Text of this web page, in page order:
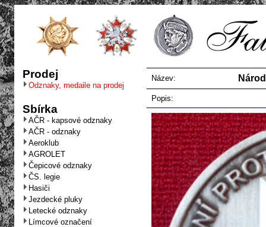
Prodej
Odznaky, medaile na prodej
Sbírka
AČR - kapsové odznaky
AČR - odznaky
Aeroklub
AGROLET
Čepicové odznaky
ČS. legie
Hasiči
Jezdecké pluky
Letecké odznaky
Límcové označení
Název:
Popis: